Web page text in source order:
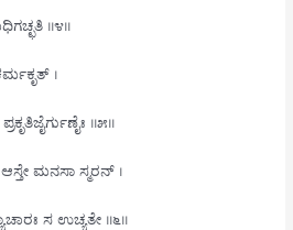
॥೪॥
।
॥೫॥
ಮನಸಾ ಸ್ಮರನ್ ।
ಸ ಉಚ್ಯತೇ ॥೬॥